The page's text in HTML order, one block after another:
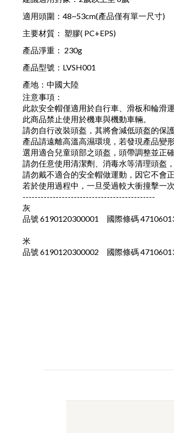
適用頭圍：48~53cm(產品僅有單一尺寸)
主要材質： 塑膠( PC+EPS)
產品淨重： 230g
產品型號：LVSH001
產地：中國大陸
注意事項：
此款安全帽僅適用於自行車、滑板和輪滑
此商品禁止使用於機車與機動車輛。
請勿自行改裝頭盔，其將會減低頭盔的保護
產品請遠離高溫高濕環境，若發現產品變
選用適合兒童頭部之頭盔，頭帶調整並正
請勿任意使用清潔劑、消毒水等清理頭盔
請勿戴不適合的安全帽做運動，因它不會
若於使用過程中，一旦受過較大衝撞擊一
--------------------------------------------
灰
品號 6190120300001
國際條碼
米
品號 6190120300002
國際條碼